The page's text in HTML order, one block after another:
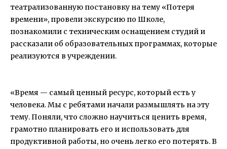
театрализованную постановку на тему «Потеря
времени», провели экскурсию по Школе,
познакомили с техническим оснащением студий и
рассказали об образовательных программах, которые
реализуются в учреждении.
«Время — самый ценный ресурс, который есть у
человека. Мы с ребятами начали размышлять на эту
тему. Поняли, что сложно научиться ценить время,
грамотно планировать его и использовать для
продуктивной работы, но очень легко его потерять. В